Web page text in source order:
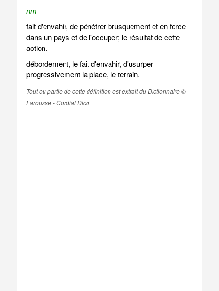
nm
fait d'envahir, de pénétrer brusquement et en force
dans un pays et de l'occuper; le résultat de cette
action.
débordement, le fait d'envahir, d'usurper
progressivement la place, le terrain.
Tout ou partie de cette définition est extrait du Dictionnaire ©
Larousse - Cordial Dico